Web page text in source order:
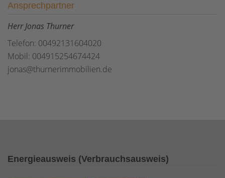
Ansprechpartner
Herr Jonas Thurner
Telefon: 00492131604020
Mobil: 004915254674424
jonas@thurnerimmobilien.de
Energieausweis (Verbrauchsausweis)